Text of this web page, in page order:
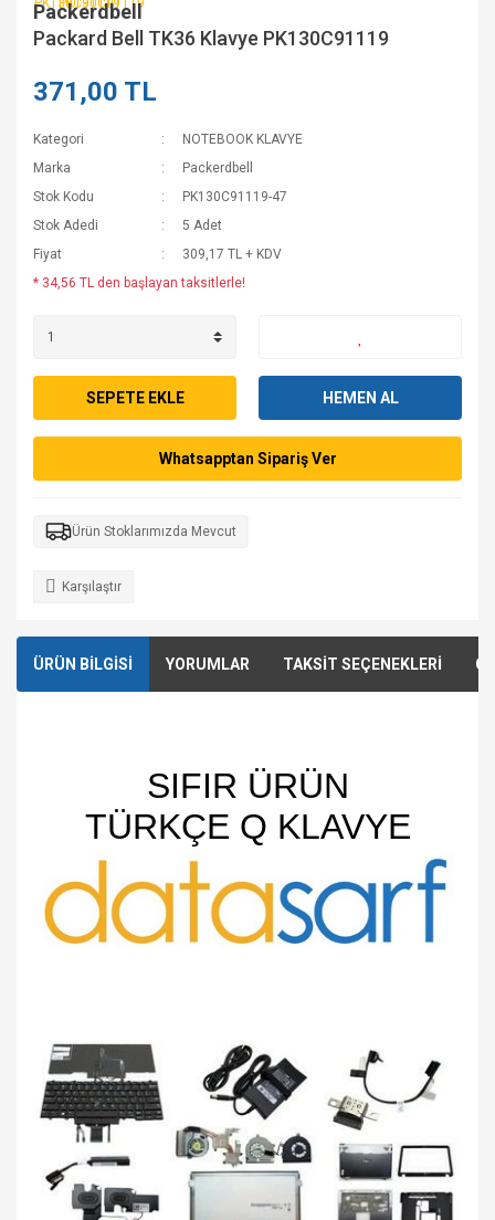
Packerdbell
Packard Bell TK36 Klavye PK130C91119
371,00 TL
Kategori
NOTEBOOK KLAVYE
Marka
Packerdbell
Stok Kodu
PK130C91119-47
Stok Adedi
5 Adet
Fiyat
309,17 TL + KDV
* 34,56 TL den başlayan taksitlerle!
SEPETE EKLE HEMEN AL
Whatsapptan Sipariş Ver
Ürün Stoklarımızda Mevcut
Karşılaştır
ÜRÜN BİLGİSİ YORUMLAR TAKSİT SEÇENEKLERİ
SIFIR ÜRÜN
TÜRKÇE Q KLAVYE